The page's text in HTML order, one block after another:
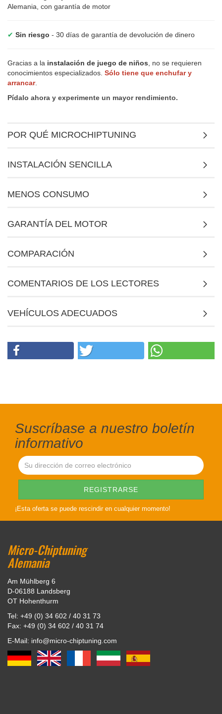
Alemania, con garantía de motor
✔ Sin riesgo - 30 días de garantía de devolución de dinero
Gracias a la instalación de juego de niños , no se requieren
conocimientos especializados. Sólo tiene que enchufar y
arrancar.
Pídalo ahora y experimente un mayor rendimiento.
POR QUÉ MICROCHIPTUNING
INSTALACIÓN SENCILLA
MENOS CONSUMO
GARANTÍA DEL MOTOR
COMPARACIÓN
COMENTARIOS DE LOS LECTORES
VEHÍCULOS ADECUADOS
Suscríbase a nuestro boletín
informativo
¡Esta oferta se puede rescindir en cualquier momento!
Micro-Chiptuning
Alemania
Am Mühlberg 6
D-06188 Landsberg
OT Hohenthurm
Tel: +49 (0) 34 602 / 40 31 73
Fax: +49 (0) 34 602 / 40 31 74
E-Mail: info@micro-chiptuning.com